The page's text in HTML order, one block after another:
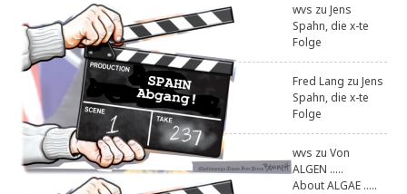
wvs zuJens
Spahn, die x-te
Folge
Fred Lang zuJens
Spahn, die x-te
Folge
wvs zuVon
ALGEN .....
About ALGAE .....